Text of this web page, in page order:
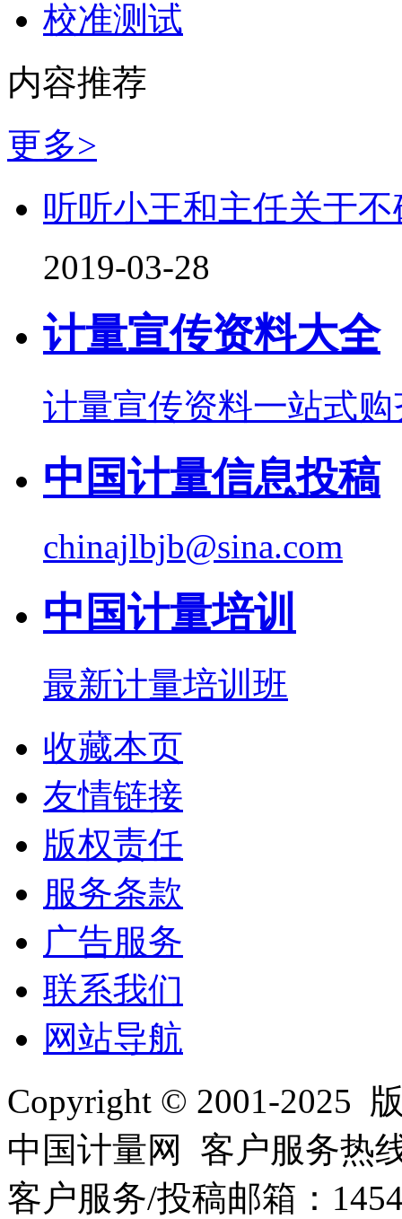
校准测试
内容推荐
更多>
听听小王和主任关于
2019-03-28
计量宣传资料大全
计量宣传资料一站式购
中国计量信息投稿
chinajlbjb@sina.com
中国计量培训
最新计量培训班
收藏本页
友情链接
版权责任
服务条款
广告服务
联系我们
网站导航
Copyright © 2001-2025
中国计量网 客户服务热
客户服务/投稿邮箱：